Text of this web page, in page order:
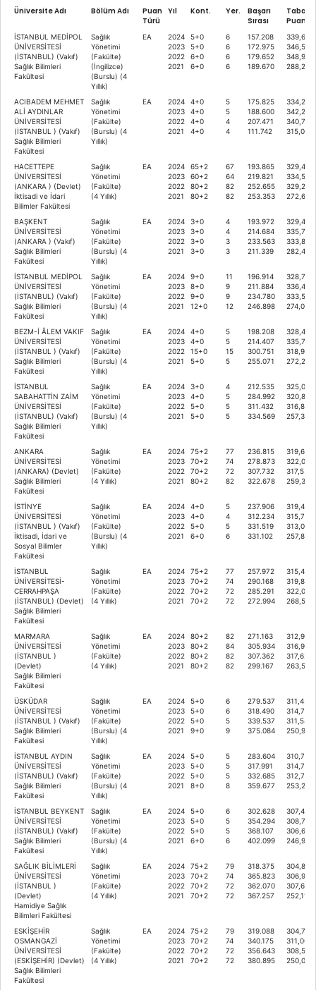
Üniversite Adı Bölüm Adı
Puan
Türü
Yıl Kont. Yer.
Başarı
Sırası
Taban
Puanı
İSTANBUL MEDİPOL
ÜNİVERSİTESİ
(İSTANBUL) (Vakıf)
Sağlık Bilimleri
Fakültesi
Sağlık
Yönetimi
(Fakülte)
(İngilizce)
(Burslu) (4
Yıllık)
EA
2024
2023
2022
2021
5+0
5+0
6+0
6+0
6
6
6
6
157.208
172.975
179.652
189.670
ACIBADEM MEHMET
ALİ AYDINLAR
ÜNİVERSİTESİ
(İSTANBUL ) (Vakıf)
Sağlık Bilimleri
Fakültesi
Sağlık
Yönetimi
(Fakülte)
(Burslu) (4
Yıllık)
EA
2024
2023
2022
2021
4+0
4+0
4+0
4+0
5
5
4
4
175.825
188.600
207.471
111.742
HACETTEPE
ÜNİVERSİTESİ
(ANKARA ) (Devlet)
İktisadi ve İdari
Bilimler Fakültesi
Sağlık
Yönetimi
(Fakülte)
(4 Yıllık)
EA
2024
2023
2022
2021
65+2
60+2
80+2
80+2
67
64
82
82
193.865
219.821
252.655
253.353
BAŞKENT
ÜNİVERSİTESİ
(ANKARA ) (Vakıf)
Sağlık Bilimleri
Fakültesi
Sağlık
Yönetimi
(Fakülte)
(Burslu) (4
Yıllık)
EA
2024
2023
2022
2021
3+0
3+0
3+0
3+0
4
4
3
3
193.972
214.684
233.563
211.339
İSTANBUL MEDİPOL
ÜNİVERSİTESİ
(İSTANBUL) (Vakıf)
Sağlık Bilimleri
Fakültesi
Sağlık
Yönetimi
(Fakülte)
(Burslu) (4
Yıllık)
EA
2024
2023
2022
2021
9+0
8+0
9+0
12+0
11
9
9
12
196.914
211.884
234.780
246.898
BEZM-İ ÂLEM VAKIF
ÜNİVERSİTESİ
(İSTANBUL ) (Vakıf)
Sağlık Bilimleri
Fakültesi
Sağlık
Yönetimi
(Fakülte)
(Burslu) (4
Yıllık)
EA
2024
2023
2022
2021
4+0
4+0
15+0
5+0
5
5
15
5
198.208
214.407
300.751
255.071
İSTANBUL
SABAHATTİN ZAİM
ÜNİVERSİTESİ
(İSTANBUL) (Vakıf)
Sağlık Bilimleri
Fakültesi
Sağlık
Yönetimi
(Fakülte)
(Burslu) (4
Yıllık)
EA
2024
2023
2022
2021
3+0
4+0
5+0
5+0
4
5
5
5
212.535
284.992
311.432
334.569
ANKARA
ÜNİVERSİTESİ
(ANKARA) (Devlet)
Sağlık Bilimleri
Fakültesi
Sağlık
Yönetimi
(Fakülte)
(4 Yıllık)
EA
2024
2023
2022
2021
75+2
70+2
70+2
80+2
77
74
72
82
236.815
278.873
307.732
322.678
319,6691
İSTİNYE
ÜNİVERSİTESİ
(İSTANBUL ) (Vakıf)
İktisadi, İdari ve
Sosyal Bilimler
Fakültesi
Sağlık
Yönetimi
(Fakülte)
(Burslu) (4
Yıllık)
EA
2024
2023
2022
2021
4+0
4+0
5+0
6+0
5
4
5
6
237.906
312.234
331.519
331.102
İSTANBUL
ÜNİVERSİTESİ-
CERRAHPAŞA
(İSTANBUL) (Devlet)
Sağlık Bilimleri
Fakültesi
Sağlık
Yönetimi
(Fakülte)
(4 Yıllık)
EA
2024
2023
2022
2021
75+2
70+2
70+2
70+2
77
74
72
72
257.972
290.168
285.291
272.994
MARMARA
ÜNİVERSİTESİ
(İSTANBUL )
(Devlet)
Sağlık Bilimleri
Fakültesi
Sağlık
Yönetimi
(Fakülte)
(4 Yıllık)
EA
2024
2023
2022
2021
80+2
80+2
80+2
80+2
82
84
82
82
271.163
305.934
307.362
299.167
ÜSKÜDAR
ÜNİVERSİTESİ
(İSTANBUL ) (Vakıf)
Sağlık Bilimleri
Fakültesi
Sağlık
Yönetimi
(Fakülte)
(Burslu) (4
Yıllık)
EA
2024
2023
2022
2021
5+0
5+0
5+0
9+0
6
6
5
9
279.537
318.490
339.537
375.084
İSTANBUL AYDIN
ÜNİVERSİTESİ
(İSTANBUL) (Vakıf)
Sağlık Bilimleri
Fakültesi
Sağlık
Yönetimi
(Fakülte)
(Burslu) (4
Yıllık)
EA
2024
2023
2022
2021
5+0
5+0
5+0
8+0
5
5
5
8
283.604
317.991
332.685
359.677
İSTANBUL BEYKENT
ÜNİVERSİTESİ
(İSTANBUL) (Vakıf)
Sağlık Bilimleri
Fakültesi
Sağlık
Yönetimi
(Fakülte)
(Burslu) (4
Yıllık)
EA
2024
2023
2022
2021
5+0
5+0
5+0
6+0
6
5
5
6
302.628
354.294
368.107
402.099
SAĞLIK BİLİMLERİ
ÜNİVERSİTESİ
(İSTANBUL )
(Devlet)
Hamidiye Sağlık
Bilimleri Fakültesi
Sağlık
Yönetimi
(Fakülte)
(4 Yıllık)
EA
2024
2023
2022
2021
75+2
70+2
70+2
70+2
79
74
72
72
318.375
365.823
362.070
367.257
ESKİŞEHİR
OSMANGAZİ
ÜNİVERSİTESİ
(ESKİŞEHİR) (Devlet)
Sağlık Bilimleri
Fakültesi
Sağlık
Yönetimi
(Fakülte)
(4 Yıllık)
EA
2024
2023
2022
2021
75+2
70+2
70+2
70+2
79
74
72
72
319.088
340.175
356.643
380.895